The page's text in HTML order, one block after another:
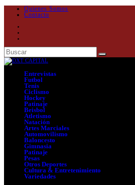
Quienes Somos
Contacto
Entrevistas
Futbol
Tenis
Ciclismo
Hockey
Patinaje
Beisbol
Atletismo
Natación
Artes Marciales
Automovilismo
Baloncesto
Gimnasia
Patinaje
Pesas
Otros Deportes
Cultura & Entretenimiento
Variedades